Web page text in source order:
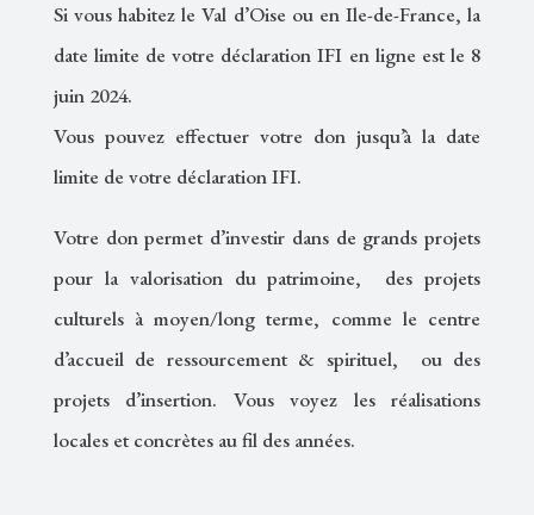
Si vous habitez le Val d’Oise ou en Ile-de-France, la
date limite de votre déclaration IFI en ligne est le 8
juin 2024.
Vous pouvez effectuer votre don jusqu’à la date
limite de votre déclaration IFI.
Votre don permet d’investir dans de grands projets
pour la valorisation du patrimoine, des projets
culturels à moyen/long terme, comme le centre
d’accueil de ressourcement & spirituel, ou des
projets d’insertion. Vous voyez les réalisations
locales et concrètes au fil des années.